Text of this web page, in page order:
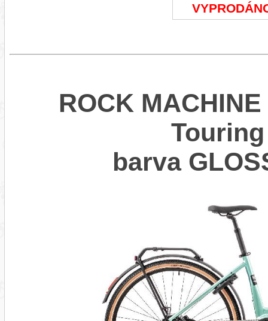
ROCK
barva